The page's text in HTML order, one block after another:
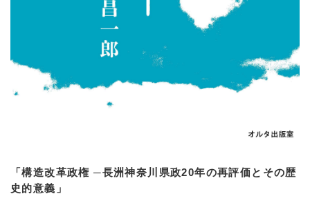
「構造改革政権 ─長洲神奈川県政20年の再評価とその歴
史的意義」